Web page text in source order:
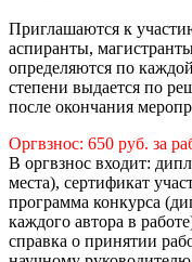
Приглашаются к
аспиранты,
определяются по
степени выдается по
после окончания
Оргвзнос: 650 руб. за
В оргвзнос входит:
места), сертификат
программа конкурса
каждого автора в
справка о принятии